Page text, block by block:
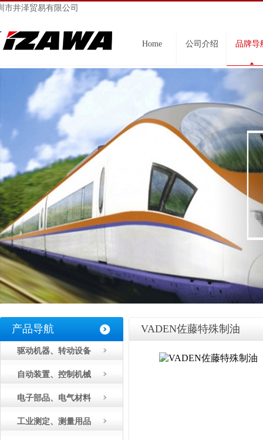
市井泽贸易有限公司
Home 公司介绍 品牌导
产品导航
驱动机器、转动设备
自动装置、控制机械
电子部品、电气材料
工业测定、测量用品
VADEN佐藤特殊制油